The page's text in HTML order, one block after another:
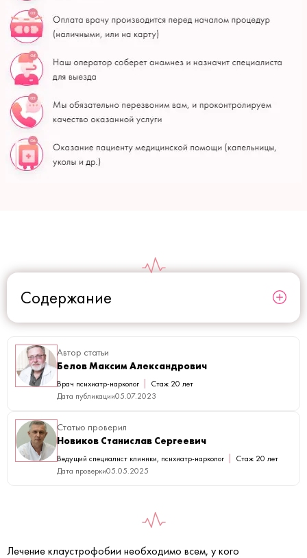
Содержание
Автор статьи
Белов Максим Александрович
Врач психиатр-нарколог
Стаж 20 лет
Дата публикации05.07.2023
Статью проверил
Новиков Станислав Сергеевич
Ведущий специалист клиники, психиатр-нарколог
Стаж 20 лет
Дата проверки05.05.2025
Лечение клаустрофобии необходимо всем, у кого